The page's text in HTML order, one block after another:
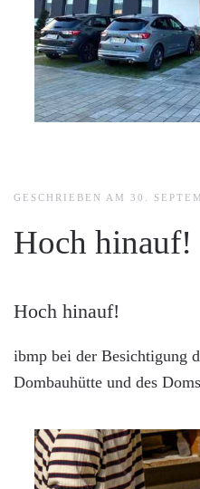
GESCHRIEBEN AM 30.
Hoch hinauf!
Hoch hinauf!
ibmp bei der Besichtigung
Dombauhütte und des